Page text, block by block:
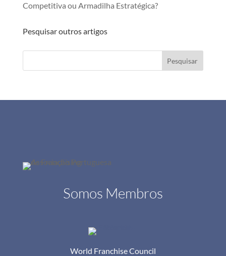
Competitiva ou Armadilha Estratégica?
Pesquisar outros artigos
Pesquisar
Somos Membros
World Franchise Council